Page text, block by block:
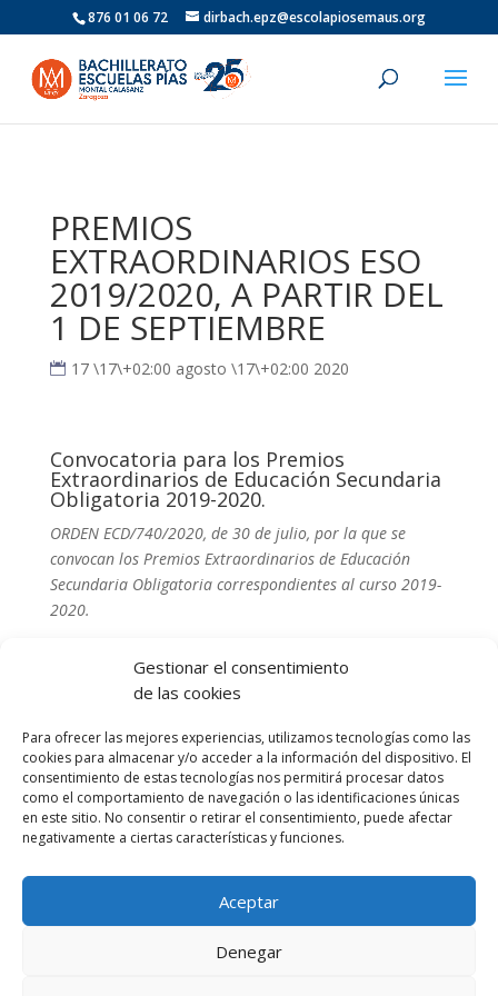
Gestionar el consentimiento
de las cookies
Para ofrecer las mejores experiencias, utilizamos tecnologías como las
cookies para almacenar y/o acceder a la información del dispositivo. El
consentimiento de estas tecnologías nos permitirá procesar datos
como el comportamiento de navegación o las identificaciones únicas
en este sitio. No consentir o retirar el consentimiento, puede afectar
negativamente a ciertas características y funciones.
Aceptar
Denegar
876 01 06 72 dirbach.epz@escolapiosemaus.org
PREMIOS
EXTRAORDINARIOS ESO
2019/2020, A PARTIR DEL
1 DE SEPTIEMBRE
17 \17\+02:00 agosto \17\+02:00 2020
Convocatoria para los Premios
Extraordinarios de Educación Secundaria
Obligatoria 2019-2020.
ORDEN ECD/740/2020, de 30 de julio, por la que se
convocan los Premios Extraordinarios de Educación
Secundaria Obligatoria correspondientes al curso 2019-
2020.
alumnado que concurra a estos premioscomenzará
el día 1 de septiembre y finalizará el 18 de
septiembre de 2020
, ambos incluidos.
Lassolicitudesdebidamente cumplimentadas junto
con el resto de la documentación,se presentarán en
el centro en el que hubiera terminado la etapa.
Ver BOA. – 25 Premios Extraordinarios de Educación
Secundaria Obligatoria correspondientes al curso